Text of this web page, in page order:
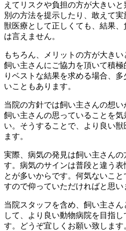
えてリスクや負担の方が大きい
別の方法を提示したり、敢えて実
獣医療として正しくても、結果
は言えません。
もちろん、メリットの方が大き
飼い主さんにご協力を頂いて積
りベストな結果を求める場合、
いこともあります。
当院の方針では飼い主さんの想い
飼い主さんの思っていることを
い。そうすることで、より良い
ます。
実際、病気の発見は飼い主さんの
す。病気のサインは普段と違う表
とが多いからです。何気ないこ
すので仰っていただければと思い
当院スタッフを含め、飼い主さ
して、より良い動物病院を目指
す。どうぞ宜しくお願い致します